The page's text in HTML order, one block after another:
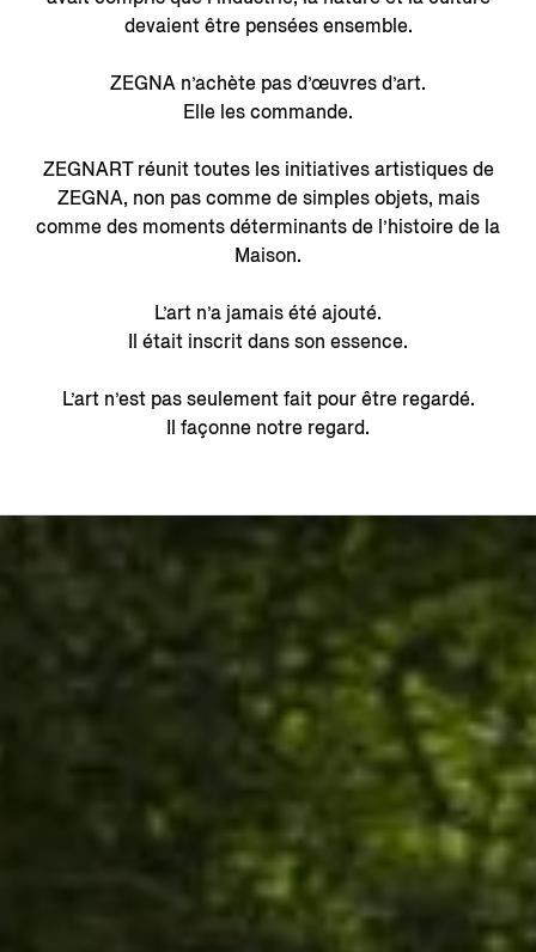
devaient être pensées ensemble.
ZEGNA n’achète pas d’œuvres d’art.
Elle les commande.
ZEGNART réunit toutes les initiatives artistiques de
ZEGNA, non pas comme de simples objets, mais
comme des moments déterminants de l’histoire de la
Maison.
L’art n’a jamais été ajouté.
Il était inscrit dans son essence.
L’art n’est pas seulement fait pour être regardé.
Il façonne notre regard.